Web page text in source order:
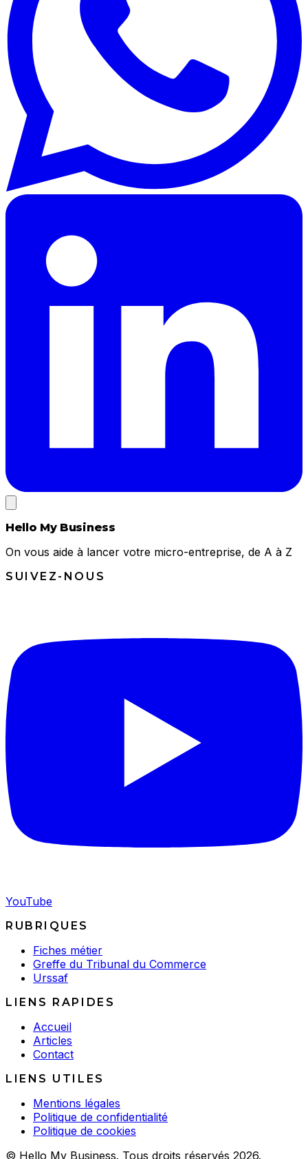
Hello My Business
On vous aide à lancer votre micro-entreprise, de A à Z
SUIVEZ-NOUS
YouTube
RUBRIQUES
Fiches métier
Greffe du Tribunal du Commerce
Urssaf
LIENS RAPIDES
Accueil
Articles
Contact
LIENS UTILES
Mentions légales
Politique de confidentialité
Politique de cookies
© Hello My Business. Tous droits réservés 2026.